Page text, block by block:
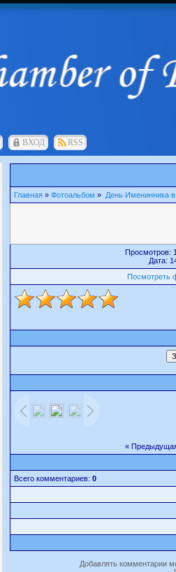
ВХОД RSS
Главная » Фотоальбом » День Именинника в
Просмотров:
Дата:
Посмотреть
«
Всего комментариев: 0
Добавлять комментарии